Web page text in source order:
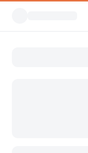
Camping
chez moi
beaux